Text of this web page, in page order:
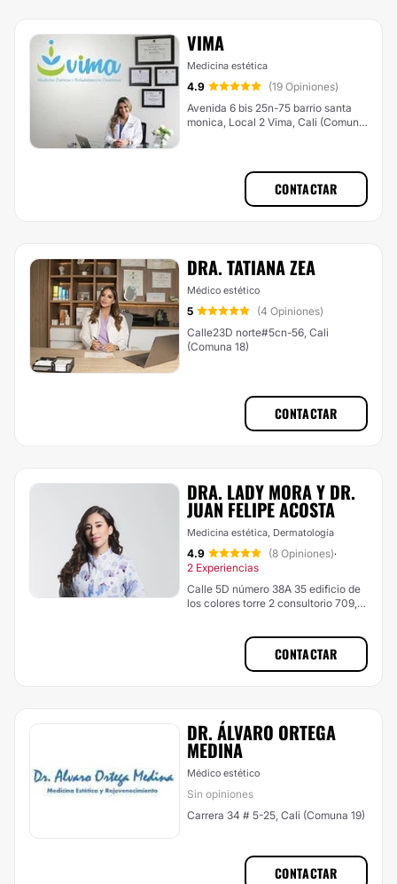
VIMA
Medicina estética
4.9
(19 Opiniones)
Avenida 6 bis 25n-75 barrio santa
monica, Local 2 Vima, Cali (Comuna
CONTACTAR
DRA. TATIANA ZEA
Médico estético
5
(4 Opiniones)
Calle23D norte#5cn-56, Cali
(Comuna 18)
CONTACTAR
DRA. LADY MORA Y DR.
JUAN FELIPE ACOSTA
Medicina estética, Dermatología
4.9 (8 Opiniones)·
2 Experiencias
Calle 5D número 38A 35 edificio de
los colores torre 2 consultorio 709,
CONTACTAR
DR. ÁLVARO ORTEGA
MEDINA
Médico estético
Sin opiniones
Carrera 34 # 5-25, Cali (Comuna 19)
CONTACTAR